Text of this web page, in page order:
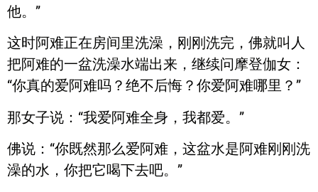
他。”
这时阿难正在房间里洗澡，刚刚洗完，佛就叫人
把阿难的一盆洗澡水端出来，继续问摩登伽女：
“你真的爱阿难吗？绝不后悔？你爱阿难哪里？”
那女子说：“我爱阿难全身，我都爱。”
佛说：“你既然那么爱阿难，这盆水是阿难刚刚洗
澡的水，你把它喝下去吧。”